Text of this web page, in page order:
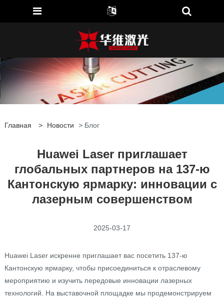
Главная > Новости > Блог
Huawei Laser приглашает
глобальных партнеров на 137-ю
Кантонскую ярмарку: инновации с
лазерным совершенством
2025-03-17
Huawei Laser искренне приглашает вас посетить 137-ю
Кантонскую ярмарку, чтобы присоединиться к отраслевому
мероприятию и изучить передовые инновации лазерных
технологий. На выставочной площадке мы продемонстрируем